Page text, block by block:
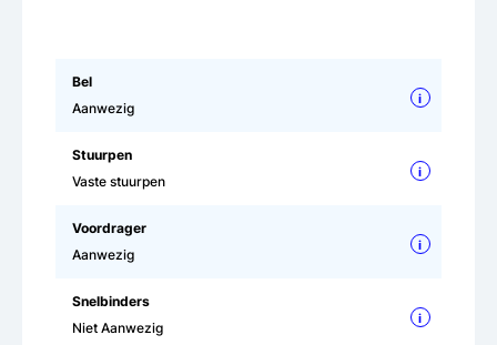
Bel
Aanwezig
i
Stuurpen
Vaste stuurpen
i
Voordrager
Aanwezig
i
Snelbinders
Niet Aanwezig
i